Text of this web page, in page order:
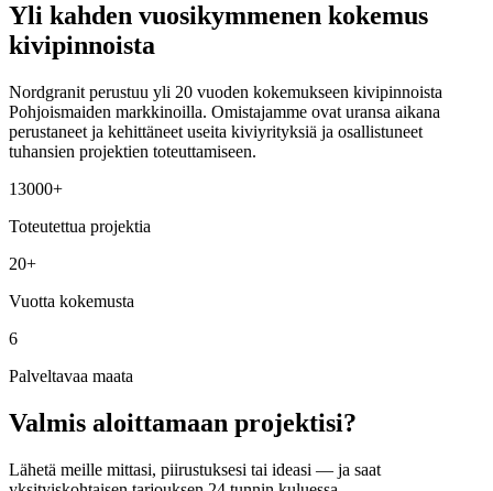
Yli kahden vuosikymmenen kokemus
kivipinnoista
Nordgranit perustuu yli 20 vuoden kokemukseen kivipinnoista
Pohjoismaiden markkinoilla. Omistajamme ovat uransa aikana
perustaneet ja kehittäneet useita kiviyrityksiä ja osallistuneet
tuhansien projektien toteuttamiseen.
13000+
Toteutettua projektia
20+
Vuotta kokemusta
6
Palveltavaa maata
Valmis aloittamaan projektisi?
Lähetä meille mittasi, piirustuksesi tai ideasi — ja saat